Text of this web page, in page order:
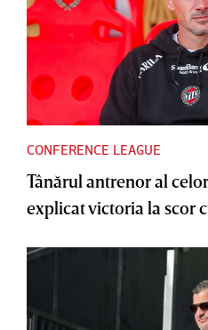
CONFERENCE LEAGUE
Tânărul antrenor al
explicat victoria la scor